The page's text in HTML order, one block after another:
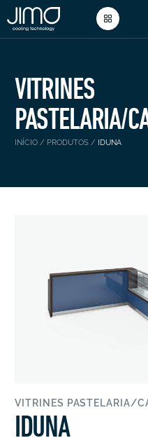
VITRINES
PASTELARIA/
INÍCIO / PRODUTOS / IDUNA
VITRINES PASTELARIA/
IDUNA